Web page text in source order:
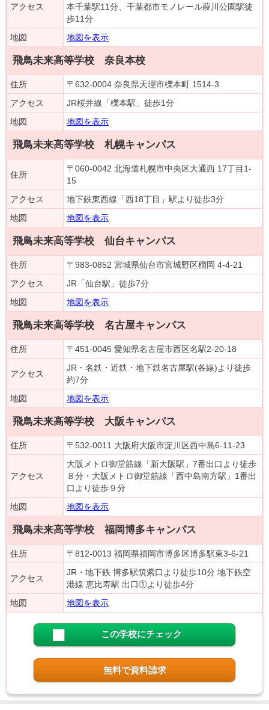
アクセス
本千葉駅11分、千葉都市モノレール葭川公園駅徒
歩11分
地図
地図を表示
飛鳥未来高等学校 奈良本校
住所
〒632-0004 奈良県天理市櫟本町 1514-3
アクセス
JR桜井線「櫟本駅」徒歩1分
地図
地図を表示
飛鳥未来高等学校 札幌キャンパス
住所
〒060-0042 北海道札幌市中央区大通西 17丁目1-
15
アクセス
地下鉄東西線「西18丁目」駅より徒歩3分
地図
地図を表示
飛鳥未来高等学校 仙台キャンパス
住所
〒983-0852 宮城県仙台市宮城野区榴岡 4-4-21
アクセス
JR「仙台駅」徒歩7分
地図
地図を表示
飛鳥未来高等学校 名古屋キャンパス
住所 〒451-0045 愛知県名古屋市西区名駅2-20-18
アクセス
JR・名鉄・近鉄・地下鉄名古屋駅(各線)より徒歩
約7分
地図
地図を表示
飛鳥未来高等学校 大阪キャンパス
住所 〒532-0011 大阪府大阪市淀川区西中島6-11-23
アクセス
大阪メトロ御堂筋線「新大阪駅」7番出口より徒歩
８分・大阪メトロ御堂筋線「西中島南方駅」1番出
口より徒歩９分
地図
地図を表示
飛鳥未来高等学校 福岡博多キャンパス
住所 〒812-0013 福岡県福岡市博多区博多駅東3-6-21
アクセス
JR・地下鉄 博多駅筑紫口より徒歩10分 地下鉄空
港線 恵比寿駅 出口①より徒歩4分
地図
地図を表示
この学校にチェック
無料で資料請求